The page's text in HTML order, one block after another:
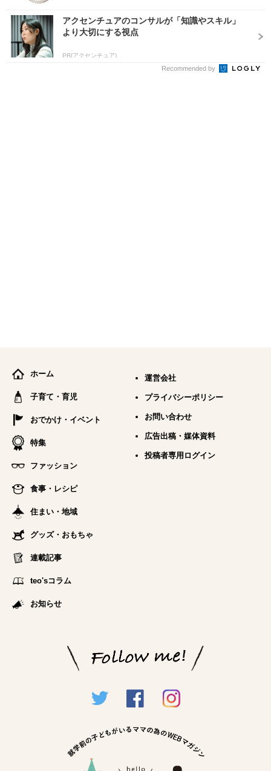
アクセンチュアのコンサルが「知識やスキル」
より大切にする視点
PR(アクセンチュア)
Recommended by
ホーム
子育て・育児
おでかけ・イベント
特集
ファッション
食事・レシピ
住まい・地域
グッズ・おもちゃ
連載記事
teo'sコラム
お知らせ
運営会社
プライバシーポリシー
お問い合わせ
広告出稿・媒体資料
投稿者専用ログイン